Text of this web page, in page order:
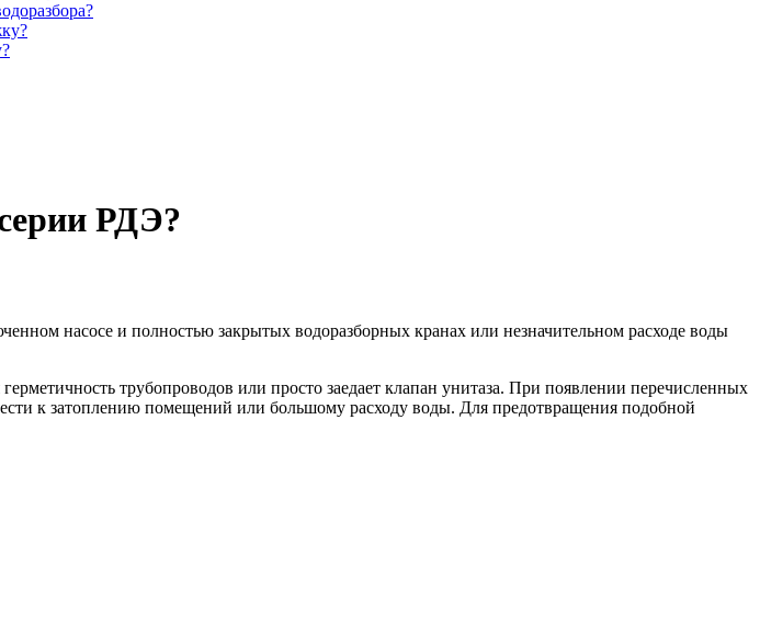
РДЭ?
насосе и полностью закрытых водоразборных кранах или незначительном расходе воды
трубопроводов или просто заедает клапан унитаза. При появлении перечисленных
к затоплению помещений или большому расходу воды. Для предотвращения подобной